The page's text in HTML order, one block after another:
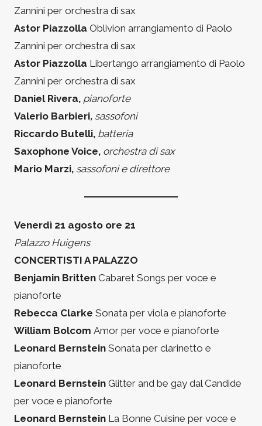
Zannini per orchestra di sax
Astor Piazzolla Oblivion arrangiamento di Paolo
Zannini per orchestra di sax
Astor Piazzolla Libertango arrangiamento di Paolo
Zannini per orchestra di sax
Daniel Rivera, pianoforte
Valerio Barbieri, sassofoni
Riccardo Butelli, batteria
Saxophone Voice, orchestra di sax
Mario Marzi, sassofoni e direttore
Venerdì 21 agosto ore 21
Palazzo Huigens
CONCERTISTI A PALAZZO
Benjamin Britten Cabaret Songs per voce e
pianoforte
Rebecca Clarke Sonata per viola e pianoforte
William Bolcom Amor per voce e pianoforte
Leonard Bernstein Sonata per clarinetto e
pianoforte
Leonard Bernstein Glitter and be gay dal Candide
per voce e pianoforte
Leonard Bernstein La Bonne Cuisine per voce e